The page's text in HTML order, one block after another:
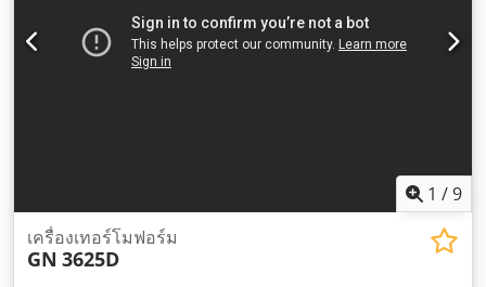
1 /9
เครื่องเทอร์โมฟอร์ม
GN 3625D